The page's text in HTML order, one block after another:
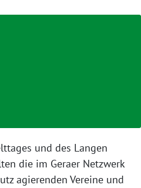
und des Langen
die im Geraer Netzwerk
agierenden Vereine und